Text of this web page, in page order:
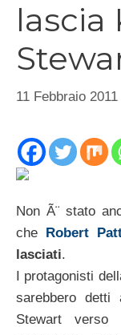
lascia
11 Febbraio 2011
Non Ã¨ stato
che
Robert
lasciati.
I protagonisti
sarebbero detti
Stewart